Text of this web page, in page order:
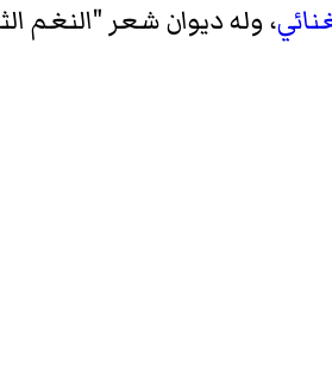
، وله ديوان شعر "النغم